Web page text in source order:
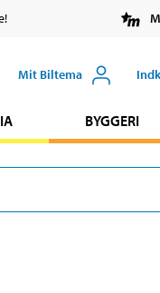
Mit Biltema
BYGGERI